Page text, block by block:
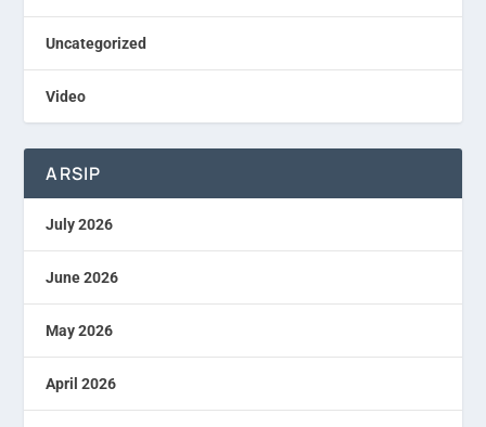
Uncategorized
Video
ARSIP
July 2026
June 2026
May 2026
April 2026